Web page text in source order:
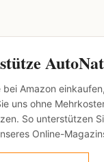
bei Amazon einkaufen,
uns ohne
So unterstützen
Online-